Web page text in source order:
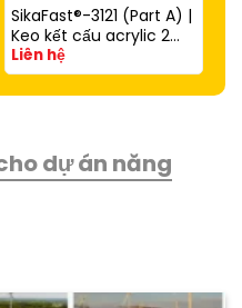
SikaFast®-3121 (Part A) |
Keo kết cấu acrylic 2
thành phần đóng rắn
nhanh (dùng với
SikaFast®-3081 N Part B)
Liên hệ
dự án năng